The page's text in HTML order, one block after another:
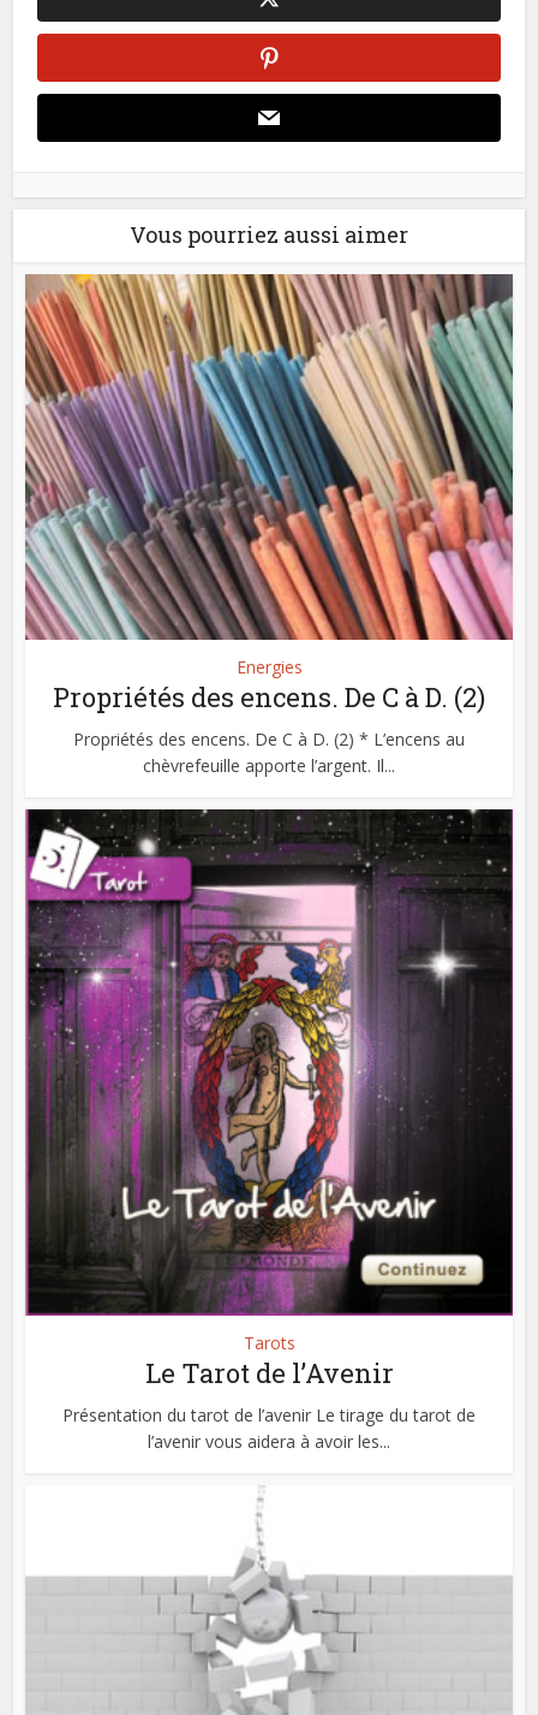
Vous pourriez aussi aimer
Energies
Propriétés des encens. De C à D. (2)
Propriétés des encens. De C à D. (2) * L’encens au
chèvrefeuille apporte l’argent. Il...
Tarots
Le Tarot de l’Avenir
Présentation du tarot de l’avenir Le tirage du tarot de
l’avenir vous aidera à avoir les...